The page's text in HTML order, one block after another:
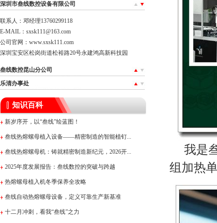
深圳市叁线数控设备有限公司
联系人：邓经理13760299118
E-MAIL：sxsk111@163.com
公司官网： www.sxsk111.com
深圳宝安区松岗街道松裕路20号永建鸿高新科技园
叁线数控昆山分公司
乐清办事处
知识百科
新岁序开，以“叁线”绘蓝图！
叁线热熔螺母植入设备——精密制造的智能植钉...
叁线热熔螺母机：铸就精密制造新纪元，2026开...
2025年度发展报告：叁线数控的突破与跨越
热熔螺母植入机冬季保养全攻略
叁线自动热熔螺母设备，定义可靠生产新基准
十二月冲刺，看我“叁线”之力
我是叁
组加热